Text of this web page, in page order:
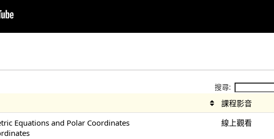
搜尋:
課程影音
Equations and Polar Coordinates
線上觀看